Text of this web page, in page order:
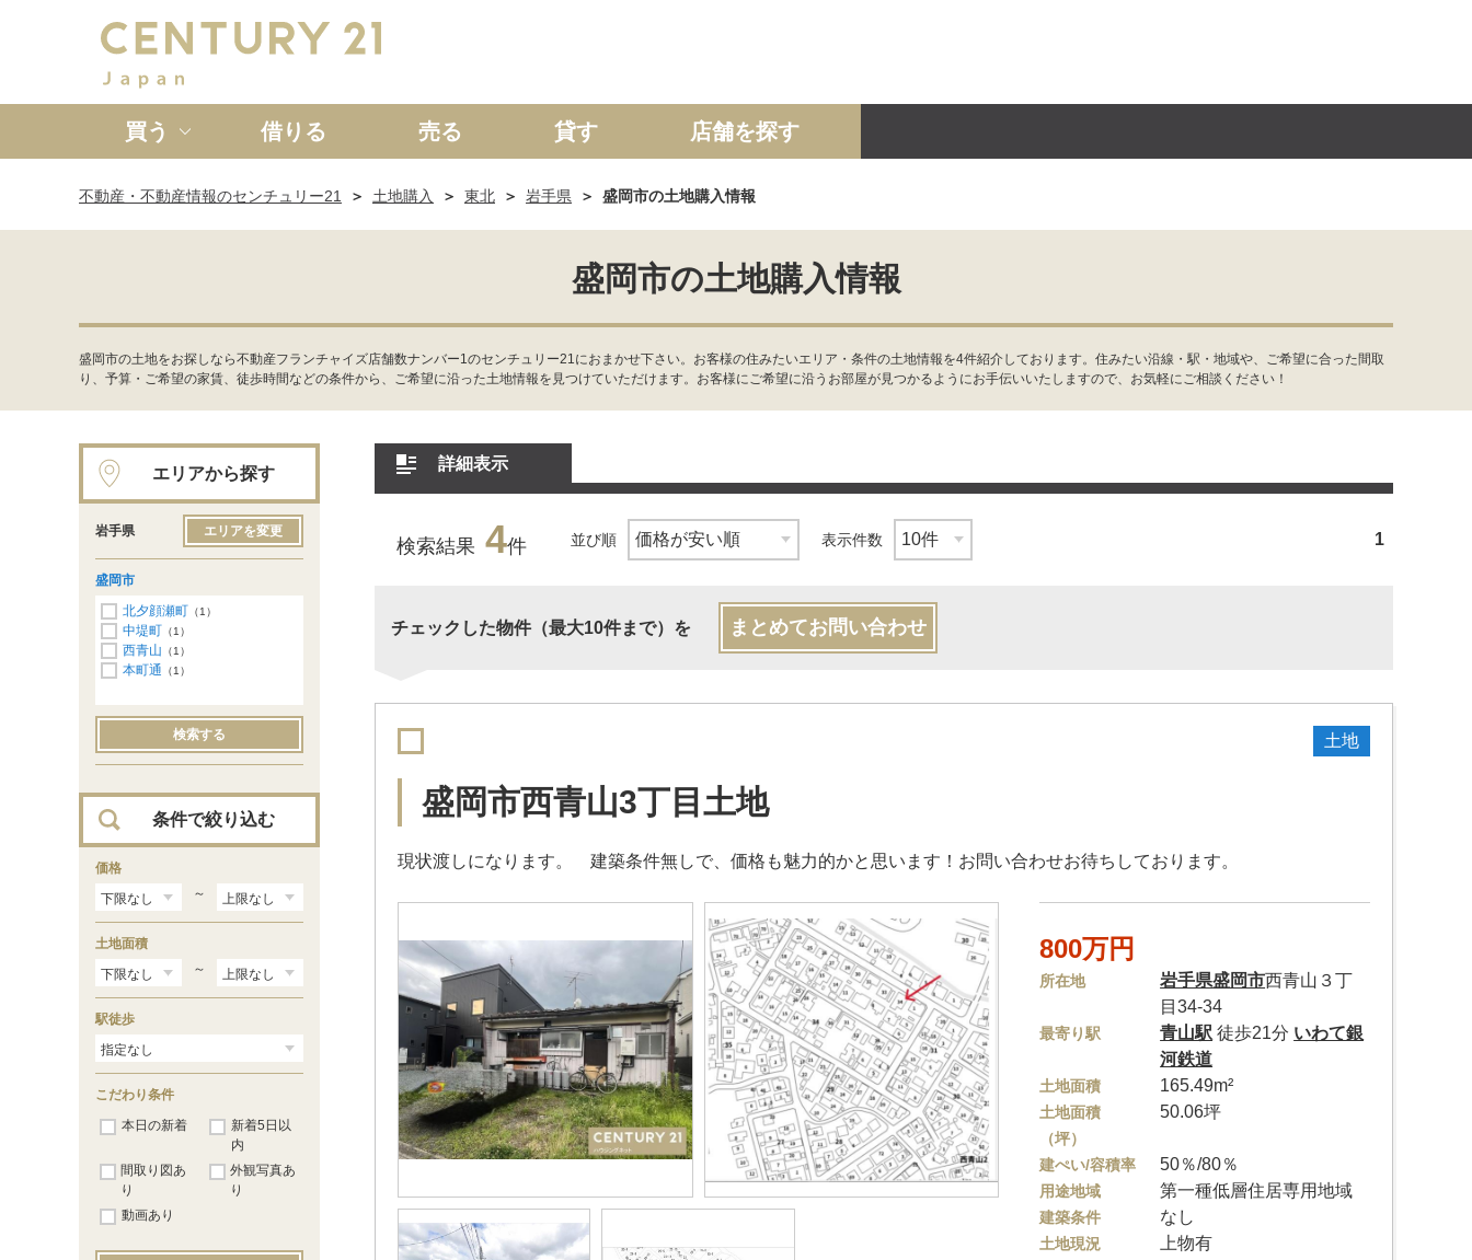
買う
新築一戸建て 中古一戸建て マンション 土地
借りる 売る 貸す 店舗を探す
不動産・不動産情報のセンチュリー21 土地購入 東北 岩手県 盛岡市の土地購入情報
盛岡市の土地購入情報
盛岡市の土地をお探しなら不動産フランチャイズ店舗数ナンバー1のセンチュリー21におまかせ下さい。お客様の住みたいエリア・条件の土地情報を4件紹介しております。住みたい沿線・駅・地域や、ご希望に合った間取
り、予算・ご希望の家賃、徒歩時間などの条件から、ご希望に沿った土地情報を見つけていただけます。お客様にご希望に沿うお部屋が見つかるようにお手伝いいたしますので、お気軽にご相談ください！
詳細表示
検索結果 4件 並び順 表示件数 1
チェックした物件（最大10件まで）を まとめてお問い合わせ
土地
盛岡市西青山3丁目土地
現状渡しになります。 建築条件無しで、価格も魅力的かと思います！お問い合わせお待ちしております。
800万円
所在地 岩手県盛岡市西青山３丁
目34-34
最寄り駅 青山駅 徒歩21分 いわて銀
河鉄道
土地面積 165.49m²
土地面積
（坪）
50.06坪
建ぺい/容積率 50％/80％
用途地域 第一種低層住居専用地域
建築条件 なし
土地現況 上物有
エリアから探す
岩手県 エリアを変更
盛岡市
北夕顔瀬町 （1）
中堤町 （1）
西青山 （1）
本町通 （1）
検索する
条件で絞り込む
価格
～
土地面積
～
駅徒歩
こだわり条件
本日の新着
新着5日以
内
間取り図あ
り
外観写真あ
り
動画あり